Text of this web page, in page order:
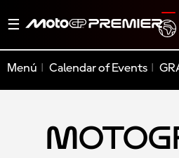
Alternar
Menú Calendar of Events